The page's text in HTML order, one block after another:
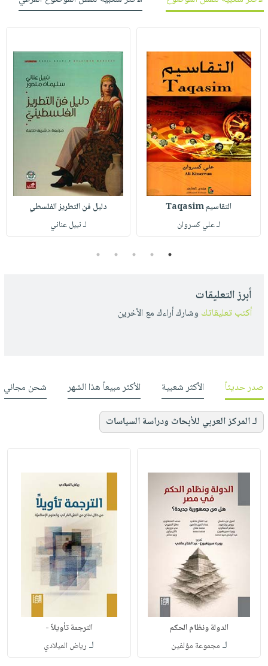
التقاسيم Taqasim
لـ علي كسروان
دليل فن التطريز الفلسطي
لـ نبيل عناني
1
2
3
4
5
أبرز التعليقات
أكتب تعليقاتك وشارك أراءك مع الأخرين
صدر حديثاً الأكثر شعبية الأكثر مبيعاً هذا الشهر شحن مجاني
لـ المركز العربي للأبحاث ودراسة السياسات
الدولة ونظام الحكم
لـ مجموعة مؤلفين
الترجمة تأويلاً -
لـ رياض الميلادي